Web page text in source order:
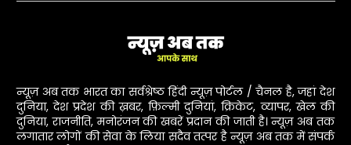
न्यूज़ अब तक भारत का सर्वश्रेष्ठ हिंदी न्यूज़ पोर्टल / चैनल है, जहां देश
दुनिया, देश प्रदेश की ख़बर, फ़िल्मी दुनियां, क्रिकेट, व्यापर, खेल की
दुनिया, राजनीति, मनोरंजन की खबरें प्रदान की जाती है। न्यूज़ अब तक
लगातार लोगों की सेवा के लिया सदैव तत्पर है न्यूज़ अब तक में संपर्क